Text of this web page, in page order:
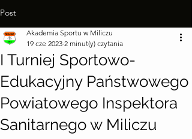
Post
I Turniej Sportowo-
Edukacyjny Państwowego
Powiatowego Inspektora
Sanitarnego w Miliczu
Akademia Sportu w Miliczu
19 cze 2023 2 minut(y) czytania